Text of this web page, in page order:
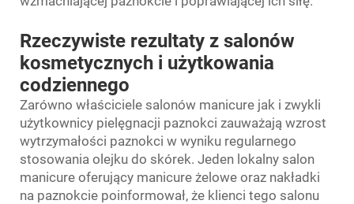
Rzeczywiste rezultaty z salonów
kosmetycznych i użytkowania
codziennego
Zarówno właściciele salonów manicure jak i zwykli
użytkownicy pielęgnacji paznokci zauważają wzrost
wytrzymałości paznokci w wyniku regularnego
stosowania olejku do skórek. Jeden lokalny salon
manicure oferujący manicure żelowe oraz nakładki
na paznokcie poinformował, że klienci tego salonu